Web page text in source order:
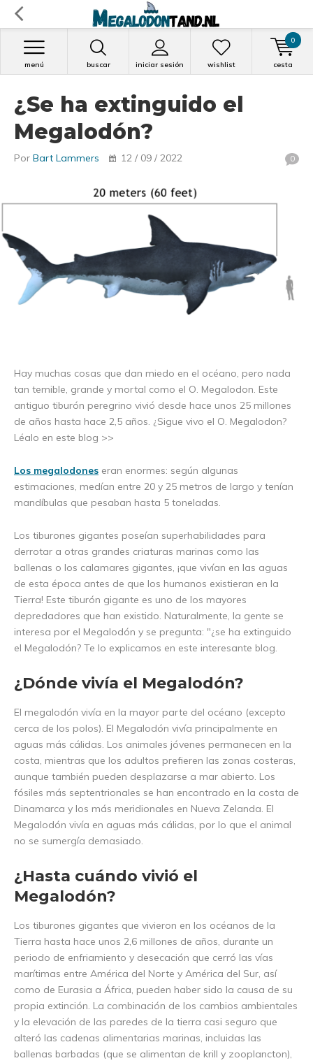
buscar iniciar sesión
menú wishlist cesta
0
¿Se ha extinguido el
Megalodón?
Por Bart Lammers 12 / 09 / 2022 0
Hay muchas cosas que dan miedo en el océano, pero nada
tan temible, grande y mortal como el O. Megalodon. Este
antiguo tiburón peregrino vivió desde hace unos 25 millones
de años hasta hace 2,5 años. ¿Sigue vivo el O. Megalodon?
Léalo en este blog >>
Los megalodones eran enormes: según algunas
estimaciones, medían entre 20 y 25 metros de largo y tenían
mandíbulas que pesaban hasta 5 toneladas.
Los tiburones gigantes poseían superhabilidades para
derrotar a otras grandes criaturas marinas como las
ballenas o los calamares gigantes, ¡que vivían en las aguas
de esta época antes de que los humanos existieran en la
Tierra! Este tiburón gigante es uno de los mayores
depredadores que han existido. Naturalmente, la gente se
interesa por el Megalodón y se pregunta: "¿se ha extinguido
el Megalodón? Te lo explicamos en este interesante blog.
¿Dónde vivía el Megalodón?
El megalodón vivía en la mayor parte del océano (excepto
cerca de los polos). El Megalodón vivía principalmente en
aguas más cálidas. Los animales jóvenes permanecen en la
costa, mientras que los adultos prefieren las zonas costeras,
aunque también pueden desplazarse a mar abierto. Los
fósiles más septentrionales se han encontrado en la costa de
Dinamarca y los más meridionales en Nueva Zelanda. El
Megalodón vivía en aguas más cálidas, por lo que el animal
no se sumergía demasiado.
¿Hasta cuándo vivió el
Megalodón?
Los tiburones gigantes que vivieron en los océanos de la
Tierra hasta hace unos 2,6 millones de años, durante un
periodo de enfriamiento y desecación que cerró las vías
marítimas entre América del Norte y América del Sur, así
como de Eurasia a África, pueden haber sido la causa de su
propia extinción. La combinación de los cambios ambientales
y la elevación de las paredes de la tierra casi seguro que
alteró las cadenas alimentarias marinas, incluidas las
ballenas barbadas (que se alimentan de krill y zooplancton),